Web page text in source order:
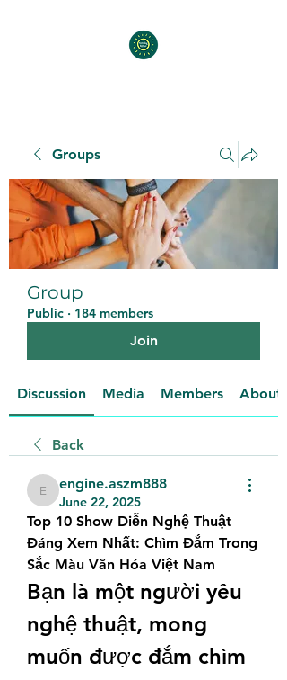
Groups
Group
Public · 184 members
Join
Discussion Media Members About
Back
engine.aszm888
engine.aszm888
June 22, 2025
Top 10 Show Diễn Nghệ Thuật
Đáng Xem Nhất: Chìm Đắm Trong
Sắc Màu Văn Hóa Việt Nam
Bạn là một người yêu
nghệ thuật, mong
muốn được đắm chìm